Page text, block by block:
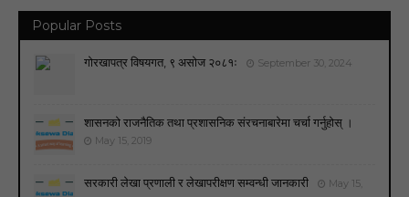
Popular Posts
गोरखापत्र विषयगत, ९ असोज २०८१ः September 30, 2024
शासनको राजनैतिक तथा प्रशासनिक संरचनाबारेमा चर्चा गर्नुहोस् ।
May 15, 2019
सरकारी लेखा प्रणाली र लेखापरीक्षण सम्वन्धी जानकारी
May 15,